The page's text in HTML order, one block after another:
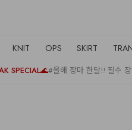
KNIT OPS SKIRT
SPECIAL🌊#올해 장마 한달!! 필수